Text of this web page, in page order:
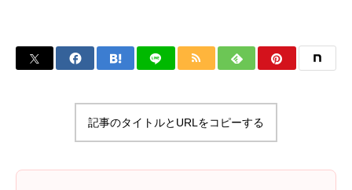
記事のタイトルとURLをコピーする